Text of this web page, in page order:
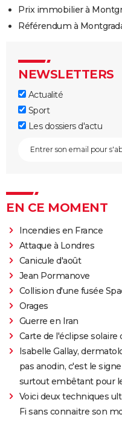
Prix immobilier à
Référendum à
NEWSLETTERS
Actualité
Sport
Les dossiers d'actu
EN CE MOMENT
Incendies en France
Attaque à Londres
Canicule d'août
Jean Pormanove
Collision d'une fusée
Orages
Guerre en Iran
Carte de l'éclipse solaire
Isabelle Gallay,
pas anodin, c'est le
surtout embêtant pour
Voici deux techniques
Fi sans connaitre son